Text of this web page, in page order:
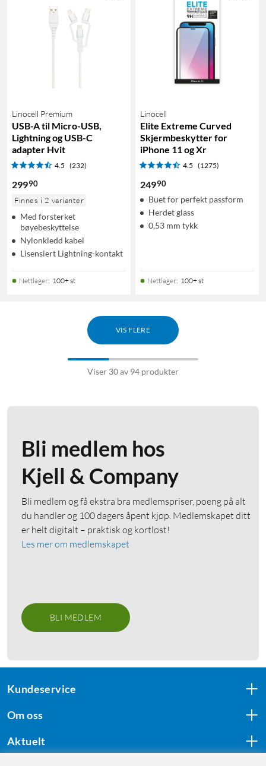
Linocell Premium
USB-A til Micro-USB,
Lightning og USB-C
adapter Hvit
4.5 (232)
29990
Finnes i 2 varianter
Med forsterket
bøyebeskyttelse
Nylonkledd kabel
Lisensiert Lightning-kontakt
Nettlager: 100+ st
Linocell
Elite Extreme Curved
Skjermbeskytter for
iPhone 11 og Xr
4.5 (1275)
24990
Buet for perfekt passform
Herdet glass
0,53 mm tykk
Nettlager: 100+ st
VIS FLERE
Viser 30 av 94 produkter
Bli medlem hos
Kjell & Company
Bli medlem og få ekstra bra medlemspriser, poeng på alt
du handler og 100 dagers åpent kjøp. Medlemskapet ditt
er helt digitalt – praktisk og kortløst!
Les mer om medlemskapet
BLI MEDLEM
Kundeservice
Om oss
Aktuelt